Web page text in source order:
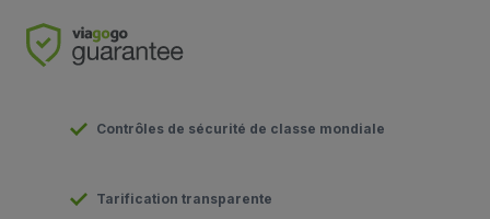
Contrôles de sécurité de classe mondiale
Tarification transparente